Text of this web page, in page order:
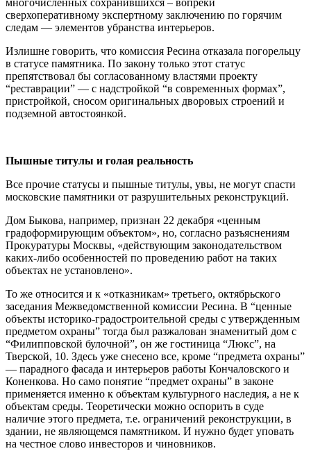
сверхоперативному экспертному заключению по горячим
следам — элементов убранства интерьеров.
Излишне говорить, что комиссия Ресина отказала погорельцу
в статусе памятника. По закону только этот статус
препятствовал бы согласованному властями проекту
“реставрации” — с надстройкой “в современных формах”,
пристройкой, сносом оригинальных дворовых строений и
подземной автостоянкой.
Пышные титулы и голая реальность
Все прочие статусы и пышные титулы, увы, не могут спасти
московские памятники от разрушительных реконструкций.
Дом Быкова, например, признан 22 декабря «ценным
градоформирующим объектом», но, согласно разъяснениям
Прокуратуры Москвы, «действующим законодательством
каких-либо особенностей по проведению работ на таких
объектах не установлено».
То же относится и к «отказникам» третьего, октябрьского
заседания Межведомственной комиссии Ресина. В “ценные
объекты историко-градостроительной среды с утвержденным
предметом охраны” тогда был разжалован знаменитый дом с
“Филипповской булочной”, он же гостиница “Люкс”, на
Тверской, 10. Здесь уже снесено все, кроме “предмета охраны”
— парадного фасада и интерьеров работы Кончаловского и
Коненкова. Но само понятие “предмет охраны” в законе
применяется именно к объектам культурного наследия, а не к
объектам среды. Теоретически можно оспорить в суде
наличие этого предмета, т.е. ограничений реконструкции, в
здании, не являющемся памятником. И нужно будет уповать
на честное слово инвесторов и чиновников.